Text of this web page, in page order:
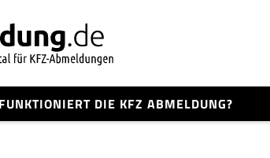
DIE KFZ ABMELDUNG?